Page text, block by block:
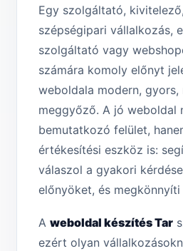
Egy szolgáltató,
szépségipari vállalkozás,
szolgáltató vagy
számára komoly előnyt
weboldala modern,
meggyőző. A jó weboldal
bemutatkozó felület,
értékesítési eszköz is:
válaszol a gyakori
előnyöket, és
A weboldal készítés Tar
ezért olyan